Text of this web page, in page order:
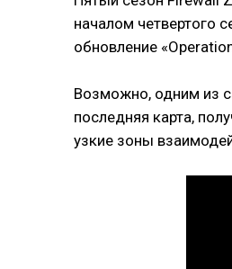
началом четвертого
обновление
Возможно, одним из
последняя карта,
узкие зоны